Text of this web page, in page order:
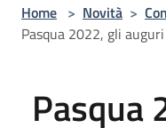
Home > Novità >
Pasqua 2022, gli
Pasqua